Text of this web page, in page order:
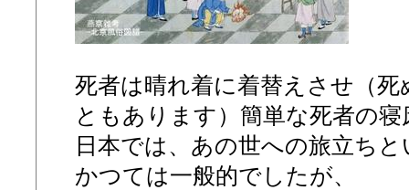
死者は晴れ着に着替えさせ（
ともあります）簡単な死者の
日本では、あの世への旅立ち
かつては一般的でしたが、